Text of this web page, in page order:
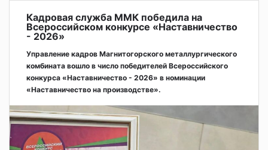
Кадровая служба ММК победила на
Всероссийском конкурсе «Наставничество
- 2026»
Управление кадров Магнитогорского металлургического
комбината вошло в число победителей Всероссийского
конкурса «Наставничество - 2026» в номинации
«Наставничество на производстве».